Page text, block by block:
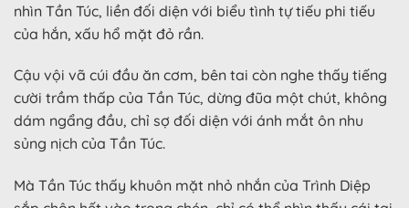
nhìn Tần Túc, liền đối diện với biểu tình tự tiếu phi tiếu
của hắn, xấu hổ mặt đỏ rần.
Cậu vội vã cúi đầu ăn cơm, bên tai còn nghe thấy tiếng
cười trầm thấp của Tần Túc, dừng đũa một chút, không
dám ngẩng đầu, chỉ sợ đối diện với ánh mắt ôn nhu
sủng nịch của Tần Túc.
Mà Tần Túc thấy khuôn mặt nhỏ nhắn của Trình Diệp